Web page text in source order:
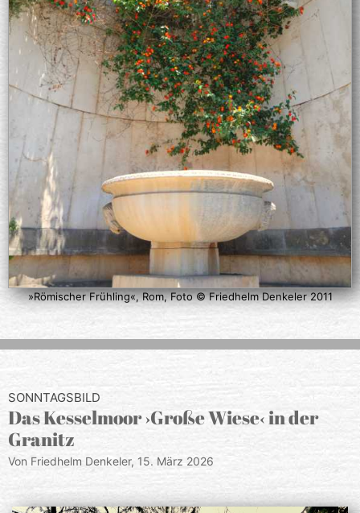
»Römischer Frühling«, Rom, Foto © Friedhelm Denkeler 2011
SONNTAGSBILD
Das Kesselmoor ›Große Wiese‹ in der
Granitz
Von Friedhelm Denkeler, 15. März 2026